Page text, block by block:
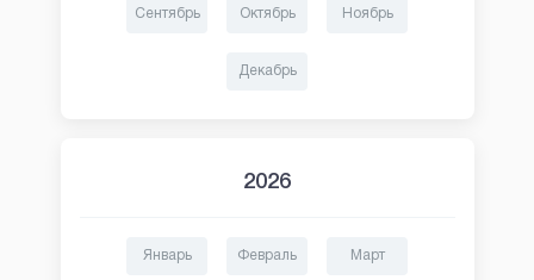
Сентябрь Октябрь Ноябрь
Декабрь
2026
Январь Февраль Март